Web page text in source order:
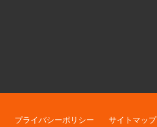
プライバシーポリシー サイトマップ